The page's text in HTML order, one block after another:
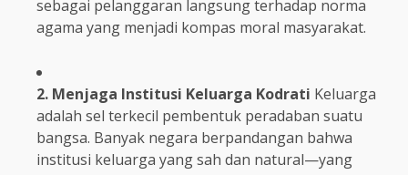
sebagai pelanggaran langsung terhadap norma
agama yang menjadi kompas moral masyarakat.
2. Menjaga Institusi Keluarga Kodrati Keluarga
adalah sel terkecil pembentuk peradaban suatu
bangsa. Banyak negara berpandangan bahwa
institusi keluarga yang sah dan natural—yang